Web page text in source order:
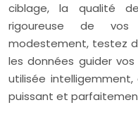
ciblage, la qualité
rigoureuse de vos
modestement, testez
les données guider
utilisée
puissant et